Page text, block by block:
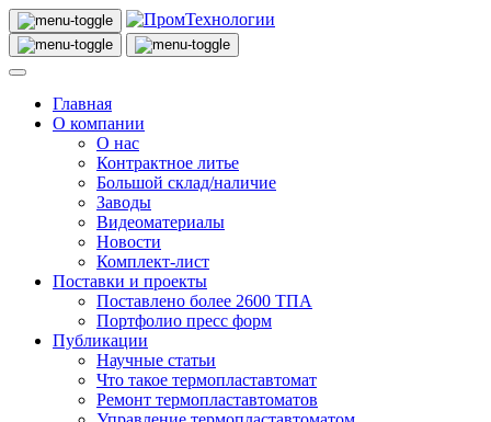
Главная
О компании
О нас
Контрактное литье
Большой склад/наличие
Заводы
Видеоматериалы
Новости
Комплект-лист
Поставки и проекты
Поставлено более 2600 ТПА
Портфолио пресс форм
Публикации
Научные статьи
Что такое термопластавтомат
Ремонт термопластавтоматов